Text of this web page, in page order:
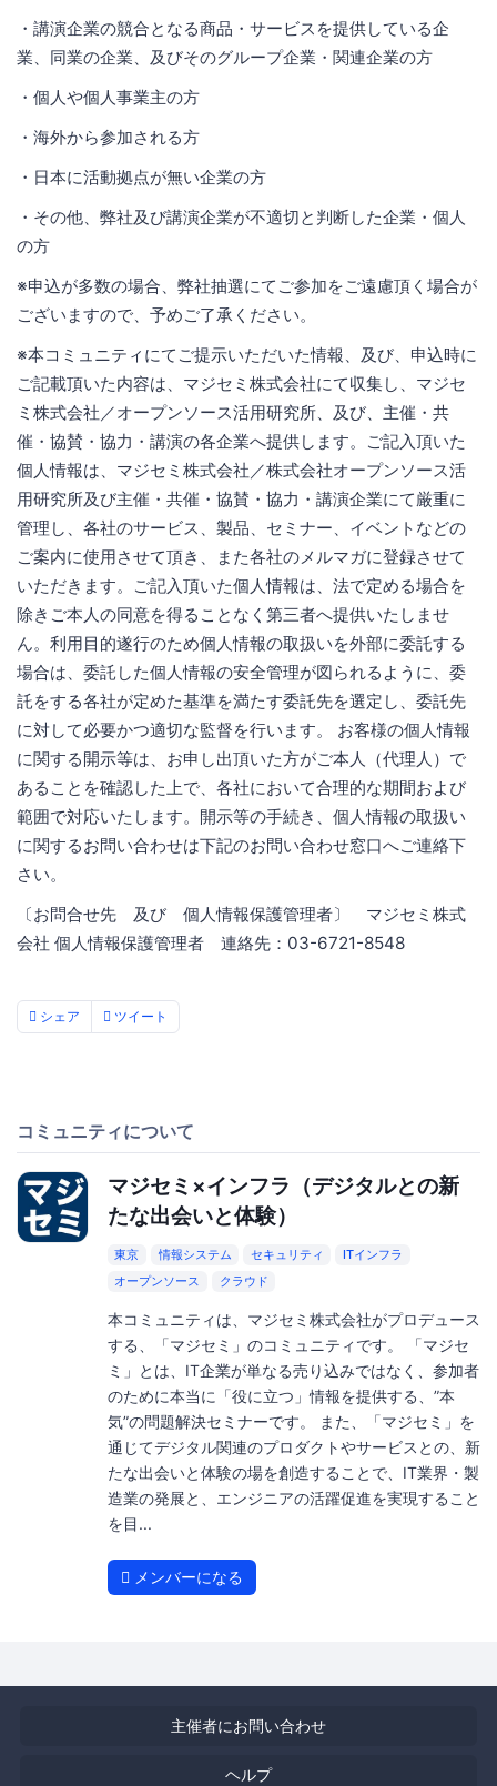
・講演企業の競合となる商品・サービスを提供している企
業、同業の企業、及びそのグループ企業・関連企業の方
・個人や個人事業主の方
・海外から参加される方
・日本に活動拠点が無い企業の方
・その他、弊社及び講演企業が不適切と判断した企業・個人
の方
※申込が多数の場合、弊社抽選にてご参加をご遠慮頂く場合が
ございますので、予めご了承ください。
※本コミュニティにてご提示いただいた情報、及び、申込時に
ご記載頂いた内容は、マジセミ株式会社にて収集し、マジセ
ミ株式会社／オープンソース活用研究所、及び、主催・共
催・協賛・協力・講演の各企業へ提供します。ご記入頂いた
個人情報は、マジセミ株式会社／株式会社オープンソース活
用研究所及び主催・共催・協賛・協力・講演企業にて厳重に
管理し、各社のサービス、製品、セミナー、イベントなどの
ご案内に使用させて頂き、また各社のメルマガに登録させて
いただきます。ご記入頂いた個人情報は、法で定める場合を
除きご本人の同意を得ることなく第三者へ提供いたしませ
ん。利用目的遂行のため個人情報の取扱いを外部に委託する
場合は、委託した個人情報の安全管理が図られるように、委
託をする各社が定めた基準を満たす委託先を選定し、委託先
に対して必要かつ適切な監督を行います。 お客様の個人情報
に関する開示等は、お申し出頂いた方がご本人（代理人）で
あることを確認した上で、各社において合理的な期間および
範囲で対応いたします。開示等の手続き、個人情報の取扱い
に関するお問い合わせは下記のお問い合わせ窓口へご連絡下
さい。
〔お問合せ先 及び 個人情報保護管理者〕 マジセミ株式
会社 個人情報保護管理者 連絡先：03-6721-8548
シェア ツイート
コミュニティについて
マジセミ×インフラ（デジタルとの新
たな出会いと体験）
東京 情報システム セキュリティ
ITインフラ
オープンソース
クラウド
本コミュニティは、マジセミ株式会社がプロデュース
する、「マジセミ」のコミュニティです。 「マジセ
ミ」とは、IT企業が単なる売り込みではなく、参加者
のために本当に「役に立つ」情報を提供する、”本
気”の問題解決セミナーです。 また、「マジセミ」を
通じてデジタル関連のプロダクトやサービスとの、新
たな出会いと体験の場を創造することで、IT業界・製
造業の発展と、エンジニアの活躍促進を実現すること
を目...
メンバーになる
主催者にお問い合わせ
ヘルプ